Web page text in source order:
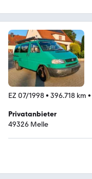
EZ 07/1998• 396.718 km •
Privatanbieter
49326 Melle